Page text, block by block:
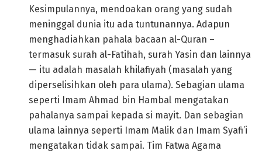
Kesimpulannya, mendoakan orang yang sudah
meninggal dunia itu ada tuntunannya. Adapun
menghadiahkan pahala bacaan al-Quran –
termasuk surah al-Fatihah, surah Yasin dan lainnya
— itu adalah masalah khilafiyah (masalah yang
diperselisihkan oleh para ulama). Sebagian ulama
seperti Imam Ahmad bin Hambal mengatakan
pahalanya sampai kepada si mayit. Dan sebagian
ulama lainnya seperti Imam Malik dan Imam Syafi’i
mengatakan tidak sampai. Tim Fatwa Agama